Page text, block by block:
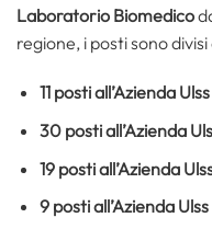
Laboratorio Biomedico
regione, i posti sono divisi
11 posti all’Azienda
30 posti all’Azienda
19 posti all’Azienda
9 posti all’Azienda